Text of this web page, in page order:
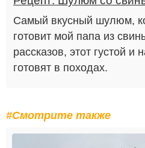
Самый вкусный шулюм,
готовит мой папа из
рассказов, этот густой и
готовят в походах.
#Смотрите также